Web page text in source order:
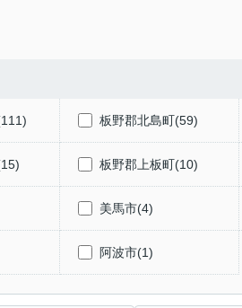
板野郡北島町(59)
板野郡上板町(10)
美馬市(4)
阿波市(1)